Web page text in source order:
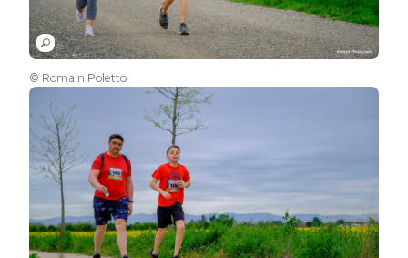
© Romain Poletto